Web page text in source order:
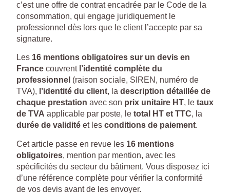
c’est une offre de contrat encadrée par le Code de la
consommation, qui engage juridiquement le
professionnel dès lors que le client l’accepte par sa
signature.
Les 16 mentions obligatoires sur un devis en
France couvrent l’identité complète du
professionnel (raison sociale, SIREN, numéro de
TVA), l’identité du client, la description détaillée de
chaque prestation avec son prix unitaire HT, le taux
de TVA applicable par poste, le total HT et TTC, la
durée de validité et les conditions de paiement.
Cet article passe en revue les 16 mentions
obligatoires, mention par mention, avec les
spécificités du secteur du bâtiment. Vous disposez ici
d’une référence complète pour vérifier la conformité
de vos devis avant de les envoyer.